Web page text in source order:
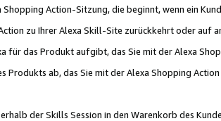
Action-Sitzung, die beginnt, wenn ein
zu Ihrer Alexa Skill-Site zurückkehrt oder auf
für das Produkt aufgibt, das Sie mit der Alexa
Produkts ab, das Sie mit der Alexa Shopping
der Skills Session in den Warenkorb des